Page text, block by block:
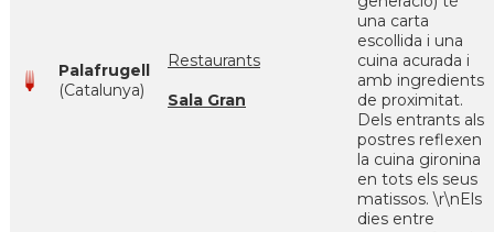
Palafrugell
(Catalunya)
Restaurants
Sala Gran
una carta
escollida i una
cuina acurada i
amb ingredients
de proximitat.
Dels entrants als
postres reflexen
la cuina gironina
en tots els seus
matissos. \r\nEls
dies entre